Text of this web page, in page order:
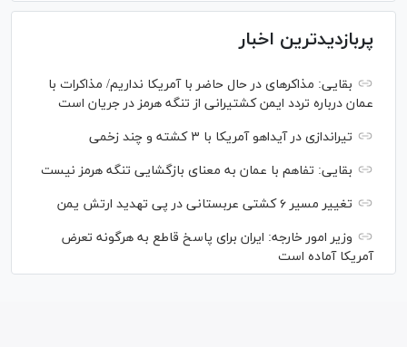
پربازدیدترین اخبار
بقایی: مذاکره‎ای در حال حاضر با آمریکا نداریم/ مذاکرات با
عمان درباره تردد ایمن کشتیرانی از تنگه هرمز در جریان است
تیراندازی در آیداهو آمریکا با ۳ کشته و چند زخمی
بقایی: تفاهم با عمان به معنای بازگشایی تنگه هرمز نیست
تغییر مسیر ۶ کشتی عربستانی در پی تهدید ارتش یمن
وزیر امور خارجه: ایران برای پاسخ قاطع به هرگونه تعرض
آمریکا آماده است